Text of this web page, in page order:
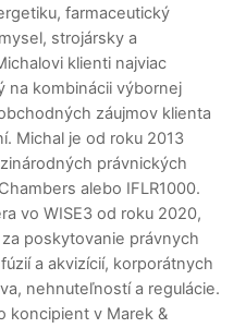
farmaceutický
strojársky a
klienti najviac
na kombinácii výbornej
záujmov klienta
Michal je od roku 2013
právnických
alebo IFLR1000.
vo WISE3 od roku 2020,
poskytovanie právnych
a akvizícií, korporátnych
nehnuteľností a regulácie.
koncipient v Marek &